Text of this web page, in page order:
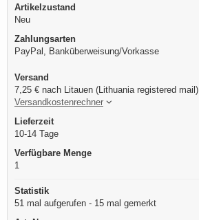
Artikelzustand
Neu
Zahlungsarten
PayPal, Banküberweisung/Vorkasse
Versand
7,25 € nach Litauen (Lithuania registered mail)
Versandkostenrechner
Lieferzeit
10-14 Tage
Verfügbare Menge
1
Statistik
51 mal aufgerufen - 15 mal gemerkt